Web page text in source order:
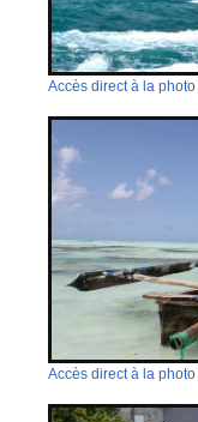
Accès direct à la photo
Accès direct à la photo